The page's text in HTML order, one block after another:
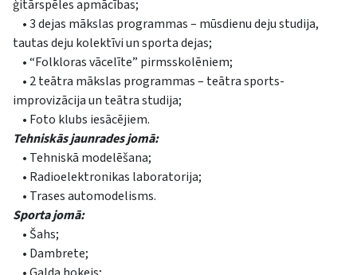
ģitārspēles apmācības;
• 3 dejas mākslas programmas – mūsdienu deju studija,
tautas deju kolektīvi un sporta dejas;
• “Folkloras vācelīte” pirmsskolēniem;
• 2 teātra mākslas programmas – teātra sports-
improvizācija un teātra studija;
• Foto klubs iesācējiem.
Tehniskās jaunrades jomā:
• Tehniskā modelēšana;
• Radioelektronikas laboratorija;
• Trases automodelisms.
Sporta jomā:
• Šahs;
• Dambrete;